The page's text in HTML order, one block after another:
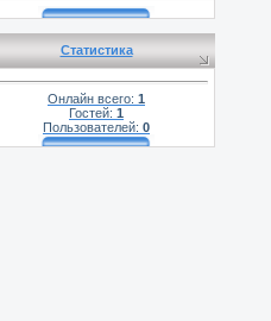
Статистика
Онлайн всего: 1
Гостей: 1
Пользователей: 0